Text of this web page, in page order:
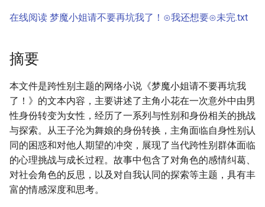
在线阅读 梦魔小姐请不要再坑我了！⊙我还想要⊙未完.txt
摘要
本文件是跨性别主题的网络小说《梦魔小姐请不要再坑我
了！》的文本内容，主要讲述了主角小花在一次意外中由男
性身份转变为女性，经历了一系列与性别和身份相关的挑战
与探索。从王子沦为舞娘的身份转换，主角面临自身性别认
同的困惑和对他人期望的冲突，展现了当代跨性别群体面临
的心理挑战与成长过程。故事中包含了对角色的感情纠葛、
对社会角色的反思，以及对自我认同的探索等主题，具有丰
富的情感深度和思考。